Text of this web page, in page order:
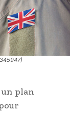
un plan